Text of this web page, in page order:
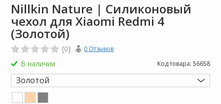
Nillkin Nature | Силиконовый
чехол для Xiaomi Redmi 4
(Золотой)
[0] 0 Отзывов
В наличии Код товара: 56658
Золотой